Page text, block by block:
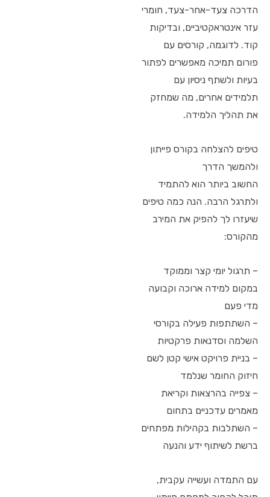
הדרכה צעד-אחר-צעד, חומרי
עזר אינטראקטיביים, ובדיקות
קוד. לדוגמה, קורסים עם
פורום תמיכה מאפשרים לפתור
בעיות ולשתף ניסיון עם
תלמידים אחרים, מה שמחזק
את תהליך הלמידה.
טיפים להצלחה בקורס פייתון
ולהמשך הדרך
החשוב ביותר הוא להתמיד
ולתרגל הרבה. הנה כמה טיפים
שיעזרו לך להפיק את המירב
מהקורס:
– תרגול יומי קצר וממוקד
במקום למידה ארוכה וקבועה
מדי פעם
– השתתפות פעילה בקורסי
השלמה וסדנאות פרקטיות
– בניית פרויקט אישי קטן לשם
חיזוק החומר שנלמד
– צפייה בהרצאות וקריאת
מאמרים עדכניים בתחום
– השתלבות בקהילות מפתחים
ברשת לשיתוף ידע והנעה
עם התמדה ועשייה עקבית,